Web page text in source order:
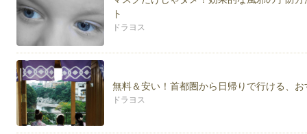
ト
ドラヨス
無料＆安い！首都圏から日帰りで行ける、
ドラヨス